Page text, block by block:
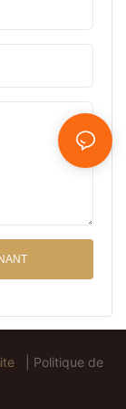
emballages
disponibles.
Politique de